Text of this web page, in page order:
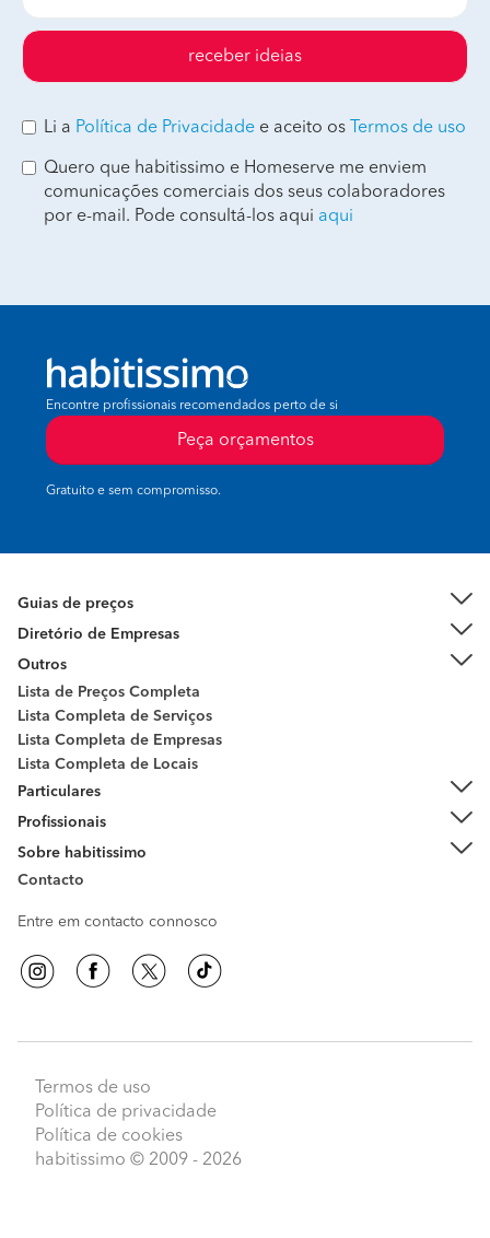
receber ideias
Li a Política de Privacidade e aceito os Termos de uso
Quero que habitissimo e Homeserve me enviem
comunicações comerciais dos seus colaboradores
por e-mail. Pode consultá-los aqui aqui
Encontre profissionais recomendados perto de si
Peça orçamentos
Gratuito e sem compromisso.
Guias de preços
Diretório de Empresas
Outros
Lista de Preços Completa
Lista Completa de Serviços
Lista Completa de Empresas
Lista Completa de Locais
Particulares
Profissionais
Sobre habitissimo
Contacto
Entre em contacto connosco
Termos de uso
Política de privacidade
Política de cookies
habitissimo © 2009 - 2026